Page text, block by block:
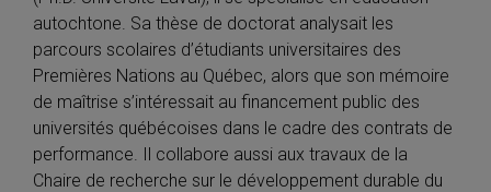
autochtone. Sa thèse de doctorat analysait les
parcours scolaires d’étudiants universitaires des
Premières Nations au Québec, alors que son mémoire
de maîtrise s’intéressait au financement public des
universités québécoises dans le cadre des contrats de
performance. Il collabore aussi aux travaux de la
Chaire de recherche sur le développement durable du